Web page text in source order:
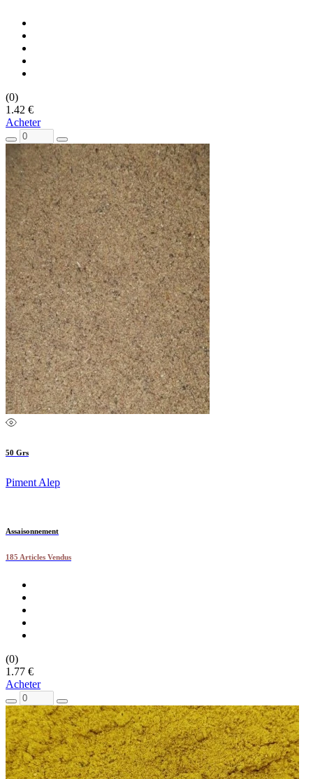
(0)
1.42 €
Acheter
50 Grs
Piment Alep
Assaisonnement
185 Articles Vendus
(0)
1.77 €
Acheter